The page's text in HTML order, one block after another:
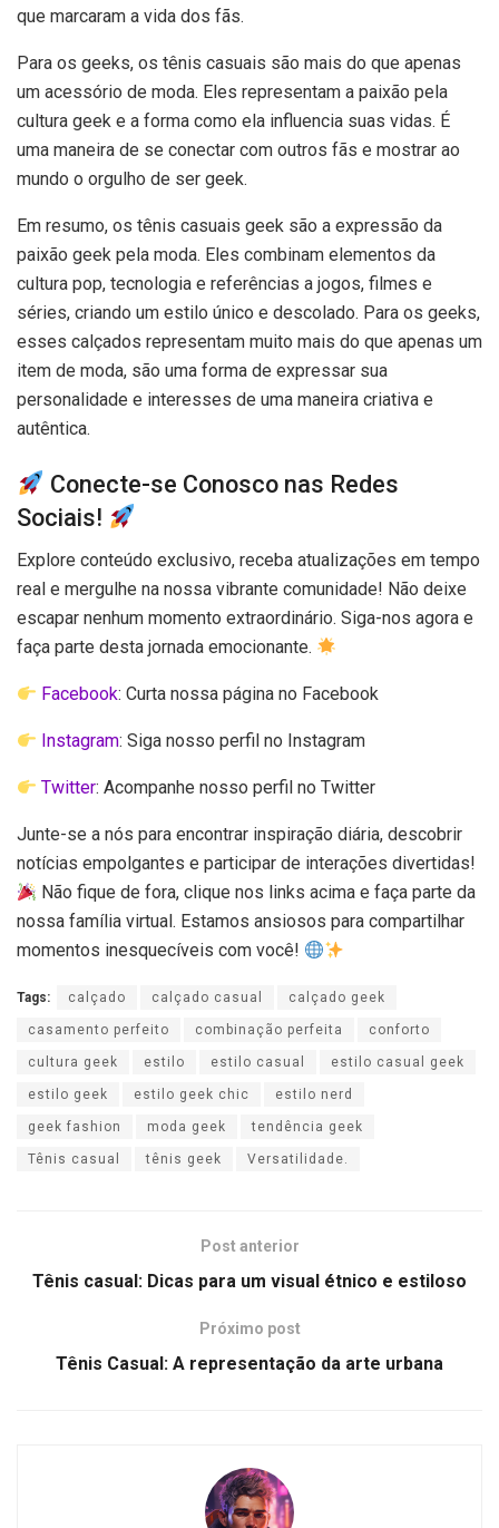
que marcaram a vida dos fãs.
Para os geeks, os tênis casuais são mais do que apenas
um acessório de moda. Eles representam a paixão pela
cultura geek e a forma como ela influencia suas vidas. É
uma maneira de se conectar com outros fãs e mostrar ao
mundo o orgulho de ser geek.
Em resumo, os tênis casuais geek são a expressão da
paixão geek pela moda. Eles combinam elementos da
cultura pop, tecnologia e referências a jogos, filmes e
séries, criando um estilo único e descolado. Para os geeks,
esses calçados representam muito mais do que apenas um
item de moda, são uma forma de expressar sua
personalidade e interesses de uma maneira criativa e
autêntica.
Conecte-se Conosco nas Redes
Sociais!
Explore conteúdo exclusivo, receba atualizações em tempo
real e mergulhe na nossa vibrante comunidade! Não deixe
escapar nenhum momento extraordinário. Siga-nos agora e
faça parte desta jornada emocionante.
Facebook: Curta nossa página no Facebook
Instagram: Siga nosso perfil no Instagram
Twitter: Acompanhe nosso perfil no Twitter
Junte-se a nós para encontrar inspiração diária, descobrir
notícias empolgantes e participar de interações divertidas!
Não fique de fora, clique nos links acima e faça parte da
nossa família virtual. Estamos ansiosos para compartilhar
momentos inesquecíveis com você!
Tags: calçado calçado casual calçado geek
casamento perfeito combinação perfeita conforto
cultura geek estilo estilo casual estilo casual geek
estilo geek estilo geek chic estilo nerd
geek fashion moda geek tendência geek
Tênis casual tênis geek Versatilidade.
Post anterior
Tênis casual: Dicas para um visual étnico e estiloso
Próximo post
Tênis Casual: A representação da arte urbana